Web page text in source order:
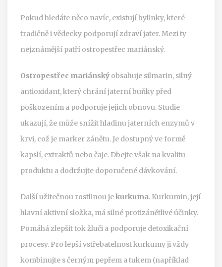
Pokud hledáte něco navíc, existují bylinky, které
tradičně i vědecky podporují zdraví jater. Mezi ty
nejznámější patří ostropestřec mariánský.
Ostropestřec mariánský obsahuje silmarin, silný
antioxidant, který chrání jaterní buňky před
poškozením a podporuje jejich obnovu. Studie
ukazují, že může snížit hladinu jaterních enzymů v
krvi, což je marker zánětu. Je dostupný ve formě
kapslí, extraktů nebo čaje. Dbejte však na kvalitu
produktu a dodržujte doporučené dávkování.
Další užitečnou rostlinou jekurkuma. Kurkumin, její
hlavní aktivní složka, má silné protizánětlivé účinky.
Pomáhá zlepšit tok žluči a podporuje detoxikační
procesy. Pro lepší vstřebatelnost kurkumy ji vždy
kombinujte s černým pepřem a tukem (například